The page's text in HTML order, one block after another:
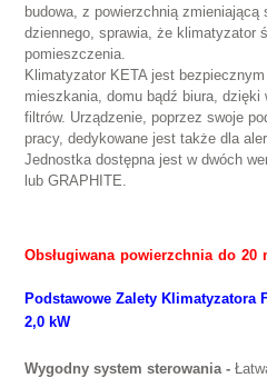
budowa, z powierzchnią zmieniającą
dziennego, sprawia, że klimatyzator
pomieszczenia.
Klimatyzator KETA jest
mieszkania, domu bądź biura,
filtrów. Urządzenie, poprzez swoje
pracy, dedykowane jest także dla
Jednostka dostępna jest w dwóch
lub GRAPHITE.
Obsługiwana powierzchnia do 20
Podstawowe Zalety Klimatyzatora
2,0 kW
Wygodny system sterowania -